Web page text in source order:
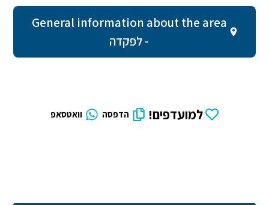
General information about the area
- לפקדה
למועדפים! הדפסה וואטסאפ